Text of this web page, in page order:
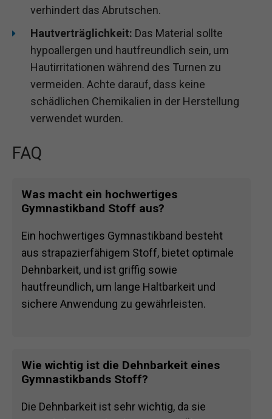
verhindert das Abrutschen.
Hautverträglichkeit: Das Material sollte
hypoallergen und hautfreundlich sein, um
Hautirritationen während des Turnen zu
vermeiden. Achte darauf, dass keine
schädlichen Chemikalien in der Herstellung
verwendet wurden.
FAQ
Was macht ein hochwertiges
Gymnastikband Stoff aus?
Ein hochwertiges Gymnastikband besteht
aus strapazierfähigem Stoff, bietet optimale
Dehnbarkeit, und ist griffig sowie
hautfreundlich, um lange Haltbarkeit und
sichere Anwendung zu gewährleisten.
Wie wichtig ist die Dehnbarkeit eines
Gymnastikbands Stoff?
Die Dehnbarkeit ist sehr wichtig, da sie